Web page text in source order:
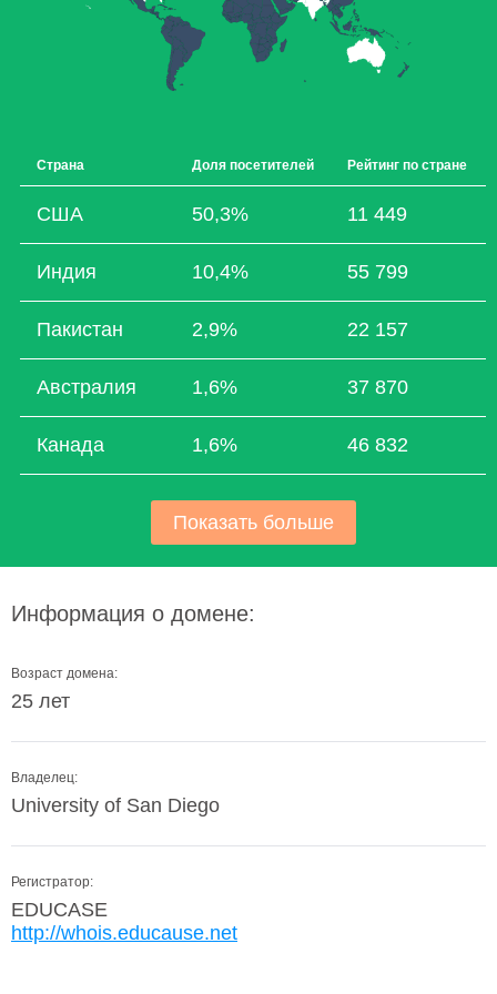
Страна Доля посетителей Рейтинг по стране
США 50,3% 11 449
Индия 10,4% 55 799
Пакистан 2,9% 22 157
Австралия 1,6% 37 870
Канада 1,6% 46 832
Показать больше
Информация о домене:
Возраст домена:
25 лет
Владелец:
University of San Diego
Регистратор:
EDUCASE
http://whois.educause.net